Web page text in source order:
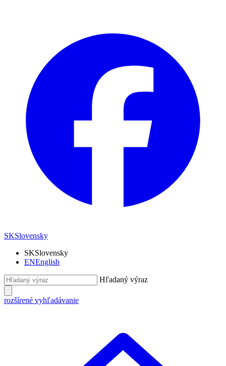
SKSlovensky
SKSlovensky
ENEnglish
Hľadaný výraz
rozšírené vyhľadávanie